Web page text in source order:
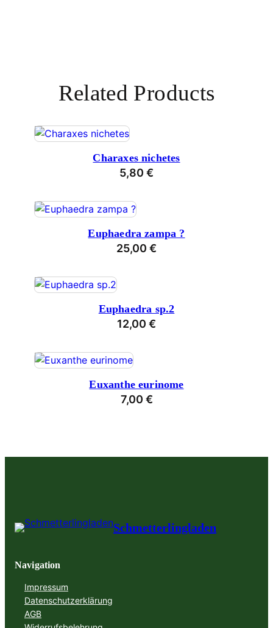
Related Products
Charaxes nichetes
5,80 €
Euphaedra zampa ?
25,00 €
Euphaedra sp.2
12,00 €
Euxanthe eurinome
7,00 €
Schmetterlingladen
Navigation
Impressum
Datenschutzerklärung
AGB